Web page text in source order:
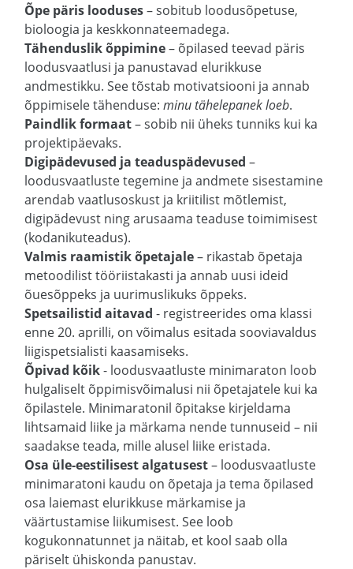
Õpe päris looduses– sobitub loodusõpetuse,
bioloogia ja keskkonnateemadega.
Tähenduslik õppimine– õpilased teevad päris
loodusvaatlusi ja panustavad elurikkuse
andmestikku. See tõstab motivatsiooni ja annab
õppimisele tähenduse:minu tähelepanek loeb.
Paindlik formaat– sobib nii üheks tunniks kui ka
projektipäevaks.
Digipädevused ja teaduspädevused –
loodusvaatluste tegemine ja andmete sisestamine
arendab vaatlusoskust ja kriitilist mõtlemist,
digipädevust ning arusaama teaduse toimimisest
(kodanikuteadus).
Valmis raamistik õpetajale– rikastab õpetaja
metoodilist tööriistakasti ja annab uusi ideid
õuesõppeks ja uurimuslikuks õppeks.
Spetsailistid aitavad - registreerides oma klassi
enne 20. aprilli, on võimalus esitada sooviavaldus
liigispetsialisti kaasamiseks.
Õpivad kõik- loodusvaatluste minimaraton loob
hulgaliselt õppimisvõimalusi nii õpetajatele kui ka
õpilastele. Minimaratonil õpitakse kirjeldama
lihtsamaid liike ja märkama nende tunnuseid – nii
saadakse teada, mille alusel liike eristada.
Osa üle-eestilisest algatusest– loodusvaatluste
minimaratoni kaudu on õpetaja ja tema õpilased
osa laiemast elurikkuse märkamise ja
väärtustamise liikumisest. See loob
kogukonnatunnet ja näitab, et kool saab olla
päriselt ühiskonda panustav.